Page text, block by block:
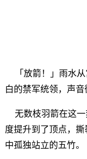
「放箭！」雨水从
白的禁军统领，声音
无数枝羽箭在这一
度提升到了顶点，
中孤独站立的五竹。